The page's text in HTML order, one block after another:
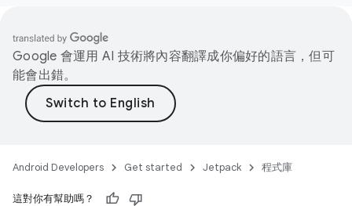
Google 會運用 AI 技術將內容翻譯成你偏好的語言，但可
能會出錯。
Android Developers Get started Jetpack 程式庫
這對你有幫助嗎？